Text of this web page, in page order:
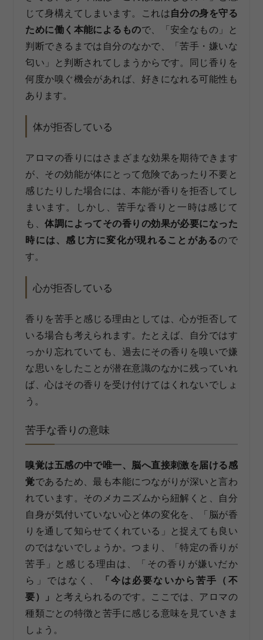
じて身構えてしまいます。これは自分の身を守る
ために働く本能によるもので、「安全なもの」と
判断できるまでは自分のなかで、「苦手・嫌いな
匂い」と判断されてしまうからです。同じ香りを
何度か嗅ぐ機会があれば、好きになれる可能性も
あります。
体が拒否している
アロマの香りにはさまざまな効果を期待できます
が、その効能が体にとって危険であったり不要と
感じたりした場合には、本能が香りを拒否してし
まいます。しかし、苦手な香りと一時は感じて
も、体調によってその香りの効果が必要になった
時には、感じ方に変化が現れることがあるので
す。
心が拒否している
香りを苦手と感じる理由としては、心が拒否して
いる場合も考えられます。たとえば、自分ではす
っかり忘れていても、過去にその香りを嗅いで嫌
な思いをしたことが潜在意識のなかに残っていれ
ば、心はその香りを受け付けてはくれないでしょ
う。
苦手な香りの意味
嗅覚は五感の中で唯一、脳へ直接刺激を届ける感
覚であるため、最も本能につながりが深いと言わ
れています。そのメカニズムから紐解くと、自分
自身が気付いていない心と体の変化を、「脳が香
りを通して知らせてくれている」と捉えても良い
のではないでしょうか。つまり、「特定の香りが
苦手」と感じる理由は、「その香りが嫌いだか
ら」ではなく、
「今は必要ないから苦手（不
要）」 と考えられるのです。ここでは、アロマの
種類ごとの特徴と苦手に感じる意味を見ていきま
しょう。